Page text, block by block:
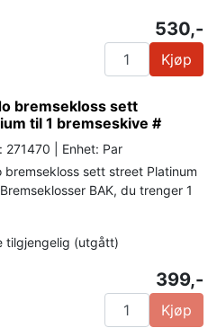
530,-
Kjøp
bremsekloss sett
til 1 bremseskive #
271470 | Enhet: Par
bremsekloss sett street Platinum
Bremseklosser BAK, du trenger 1
tilgjengelig (utgått)
399,-
Kjøp